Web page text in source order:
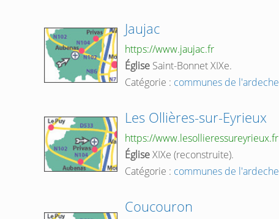
Jaujac
https://www.jaujac.fr
Église Saint-Bonnet XIXe.
Catégorie : communes de l'ardeche
Les Ollières-sur-Eyrieux
https://www.lesollieressureyrieux.fr
ÉgliseXIXe (reconstruite).
Catégorie : communes de l'ardeche
Coucouron